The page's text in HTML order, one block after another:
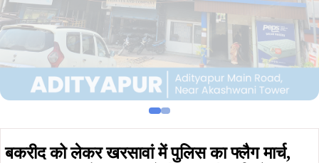
बकरीद को लेकर खरसावां में पुलिस का फ्लैग मार्च,